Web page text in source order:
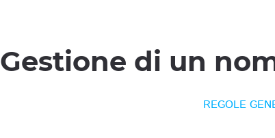
Gestione di un
REGOLE